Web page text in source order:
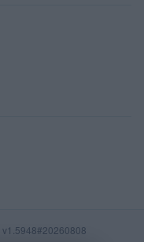
v1.5948#20260808